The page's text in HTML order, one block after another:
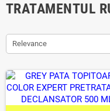
TRATAMENTUL
Relevance